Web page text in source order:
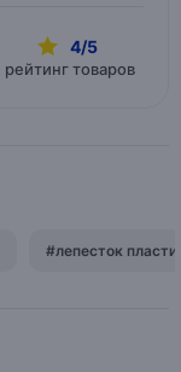
4/5
рейтинг товаров
#лепесток